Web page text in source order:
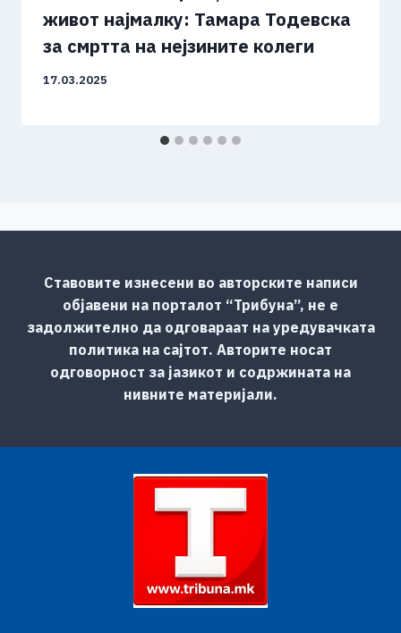
живот најмалку: Тамара Тодевска
за смртта на нејзините колеги
17.03.2025
Ставовите изнесени во авторските написи
објавени на порталот “Трибуна”, не е
задолжително да одговараат на уредувачката
политика на сајтот. Авторите носат
одговорност за јазикот и содржината на
нивните материјали.